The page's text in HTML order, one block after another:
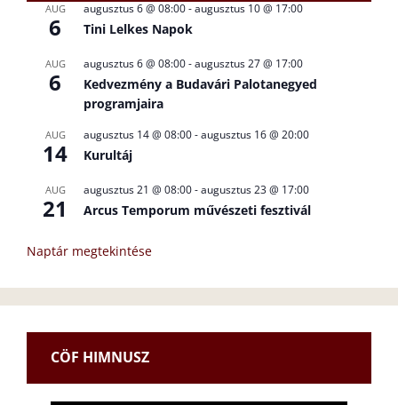
AUG
6
augusztus 6 @ 08:00-augusztus 10 @ 17:00
Tini Lelkes Napok
AUG
6
augusztus 6 @ 08:00-augusztus 27 @ 17:00
Kedvezmény a Budavári Palotanegyed
programjaira
AUG
14
augusztus 14 @ 08:00-augusztus 16 @ 20:00
Kurultáj
AUG
21
augusztus 21 @ 08:00-augusztus 23 @ 17:00
Arcus Temporum művészeti fesztivál
Naptár megtekintése
CÖF HIMNUSZ